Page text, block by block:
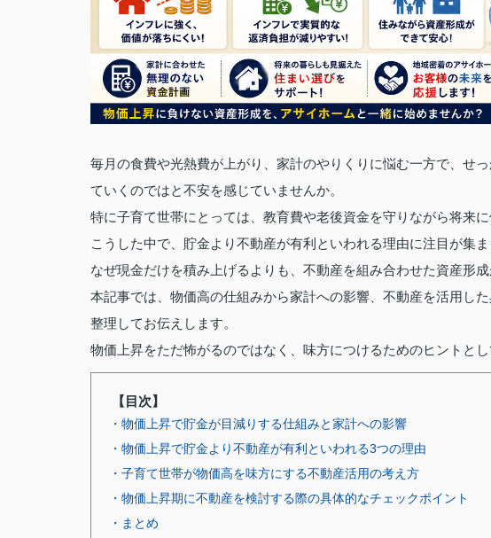
毎月の食費や光熱費が上がり、家計のやりくりに悩む一方で、せ
ていくのではと不安を感じていませんか。
特に子育て世帯にとっては、教育費や老後資金を守りながら将来
こうした中で、貯金より不動産が有利といわれる理由に注目が集ま
なぜ現金だけを積み上げるよりも、不動産を組み合わせた資産形成
本記事では、物価高の仕組みから家計への影響、不動産を活用し
整理してお伝えします。
物価上昇をただ怖がるのではなく、味方につけるためのヒントと
【目次】
・物価上昇で貯金が目減りする仕組みと家計への影響
・物価上昇で貯金より不動産が有利といわれる3つの理由
・子育て世帯が物価高を味方にする不動産活用の考え方
・物価上昇期に不動産を検討する際の具体的なチェックポイント
・まとめ